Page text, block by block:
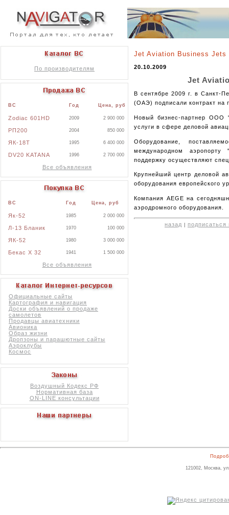
По производителям
ВС Год Цена, руб
Zodiac 601HD 2009 2 900 000
РП200 2004 850 000
ЯК-18Т 1995 6 400 000
DV20 KATANA 1996 2 700 000
Все объявления
ВС Год Цена, руб
Як-52 1985 2 000 000
Л-13 Бланик 1970 100 000
ЯК-52 1980 3 000 000
Бекас X 32 1941 1 500 000
Все объявления
Официальные сайты
Картография и навигация
Доски объявлений о продаже
самолетов
Продавцы авиатехники
Авионика
Образ жизни
Дропзоны и парашютные сайты
Аэроклубы
Космос
Воздушный Кодекс РФ
Нормативная база
ON-LINE консультации
Jet Aviation Business Jets
20.10.2009
Jet
В сентябре 2009 г. в Санкт-
(ОАЭ) подписали контракт на
Новый бизнес-партнер ООО
услуги в сфере деловой
Оборудование,
международном аэропорту
поддержку осуществляют
Крупнейший центр деловой
оборудования европейского
Компания AEGE на
аэродромного оборудования.
назад подписаться
121002, Москва,